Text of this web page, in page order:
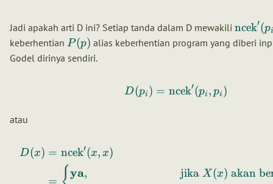
Jadi apakah arti D ini? Setiap tanda dalam D mewakili ncek′(pi
keberhentian P(p) alias keberhentian program yang diberi
Godel dirinya sendiri.
D(pi ) = ncek′(pi , pi )
atau
D(x) = ncek′(x, x)
=
ya, jika X(x) akan